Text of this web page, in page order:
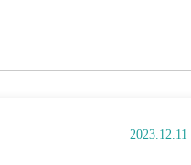
2023.12.11